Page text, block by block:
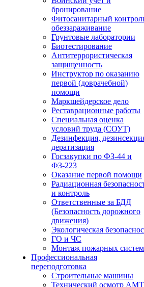
бронирование
Фитосанитарный
обеззараживание
Грунтовые лаборатории
Биотестирование
Антитеррористическая
защищенность
Инструктор по оказанию
первой (доврачебной)
помощи
Маркшейдерское дело
Реставрационные работы
Специальная оценка
условий труда (СОУТ)
Дезинфекция,
дератизация
Госзакупки по ФЗ-44 и
ФЗ-223
Оказание первой помощи
Радиационная
и контроль
Ответственные за БДД
(Безопасность дорожного
движения)
Экологическая
ГО и ЧС
Монтаж пожарных систем
Профессиональная
переподготовка
Строительные машины
Технический осмотр